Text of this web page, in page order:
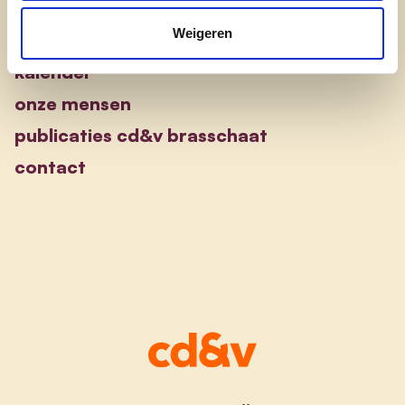
Weigeren
kalender
onze mensen
publicaties cd&v brasschaat
contact